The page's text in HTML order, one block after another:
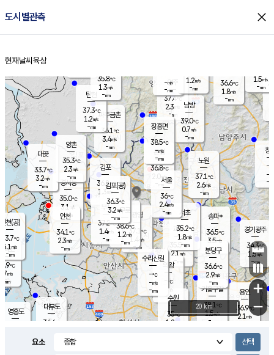
도시별관측 close
홈
현재날씨 육상
의도
℃
m/s
mm
영흥도
양주
37.4℃
2.3
-mm
과천
35.5℃
2.1m/s
- mm
용인
36.9℃
2.1 m/s
경기광주
34.3℃
1.5m/s
-mm
대부도
34.6
경서동
35.0℃
3.1 m/s
-mm
파주금촌
36.1℃
3.4m/s
-mm
36.6℃
1.8m/s
-mm
대곶
33.7℃
3.2m/s
-mm
창
-
-m/
-
탄현
37.3℃
1.2m/s
-mm
1.5m/s
-mm
의왕
- ℃
m/s
mm
김포
36.8℃
1.3 m/s
mm
광명
37.1
℃
1.4 m/s
-mm
부천
37.2℃
1.4m/s
-mm
양촌
35.3℃
2.3m/s
-mm
구로
38.6℃
1.2m/s
-mm
은평
36.8℃
2.0 m/s
- mm
노원
37.1℃
2.6m/s
-mm
송파*
36.5℃
3.5m/s
-mm
서초
35.2℃
1.8m/s
-mm
남방
39.0℃
0.7m/s
-mm
기흥구갈
38.1℃
1.5m/s
-
수리산길
-℃
-m/s
-mm
분당구
36.6℃
2.9m/s
-mm
장흥면
38.5℃
-m/s
-mm
-m/s
-mm
인천(공)
33.7℃
5.1 m/s
-mm
김포(공)
36.3℃
3.2m/s
-mm
수원
35℃
1.2 m/s
인천
34.1℃
2.3m/s
-mm
서울
36℃
2.4m/s
-mm
35.8℃
1.3m/s
-mm
1.2m/s
-mm
+
−
20 km
요소